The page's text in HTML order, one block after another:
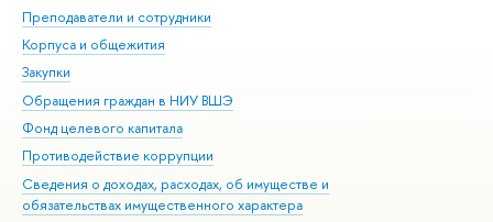
Преподаватели и сотрудники
Корпуса и общежития
Закупки
Обращения граждан в НИУ ВШЭ
Фонд целевого капитала
Противодействие коррупции
Сведения о доходах, расходах, об имуществе и
обязательствах имущественного характера